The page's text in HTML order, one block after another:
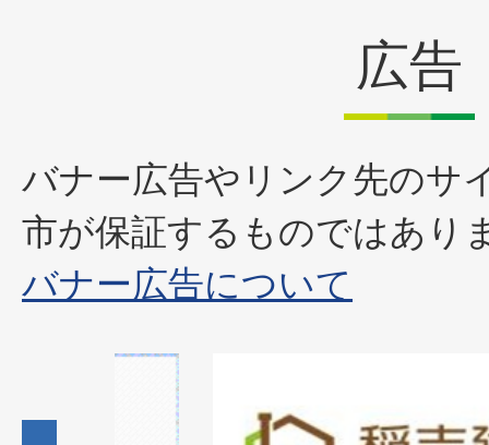
広告
バナー広告やリンク先のサ
市が保証するものではあり
バナー広告について
枚